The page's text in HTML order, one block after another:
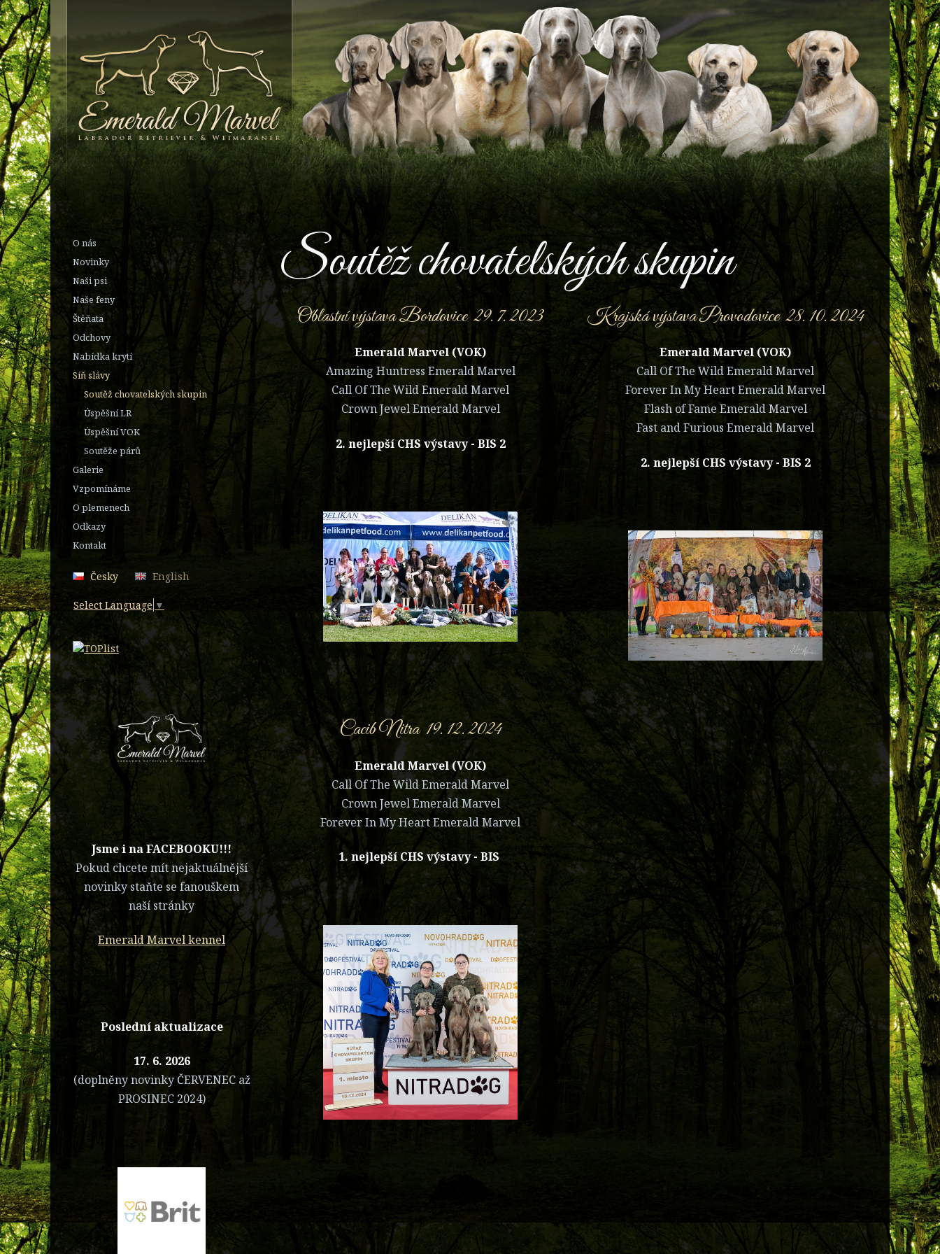
O nás
Novinky
Naši psi
Naše feny
Štěňata
Odchovy
Nabídka krytí
Síň slávy
Soutěž chovatelských skupin
Úspěšní LR
Úspěšní VOK
Soutěže párů
Galerie
Vzpomínáme
O plemenech
Odkazy
Kontakt
Česky English
Select Language ▼
​Jsme i na FACEBOOKU!!!
Pokud chcete mít nejaktuálnější
novinky staňte se fanouškem
naší stránky
Emerald Marvel kennel
Poslední aktualizace
17. 6. 2026
(doplněny novinky ČERVENEC až
PROSINEC 2024)
Soutěž chovatelských skupin
Oblastní výstava Bordovice 29. 7. 2023
Emerald Marvel (VOK)
Amazing Huntress Emerald Marvel
Call Of The Wild Emerald Marvel
Crown Jewel Emerald Marvel
2. nejlepší CHS výstavy - BIS 2
Krajská výstava Provodovice 28. 10. 2024
Emerald Marvel (VOK)
Call Of The Wild Emerald Marvel
Forever In My Heart Emerald Marvel
Flash of Fame Emerald Marvel
Fast and Furious Emerald Marvel
2. nejlepší CHS výstavy - BIS 2
Cacib Nitra 19. 12. 2024
Emerald Marvel (VOK)
Call Of The Wild Emerald Marvel
Crown Jewel Emerald Marvel
Forever In My Heart Emerald Marvel
1. nejlepší CHS výstavy - BIS